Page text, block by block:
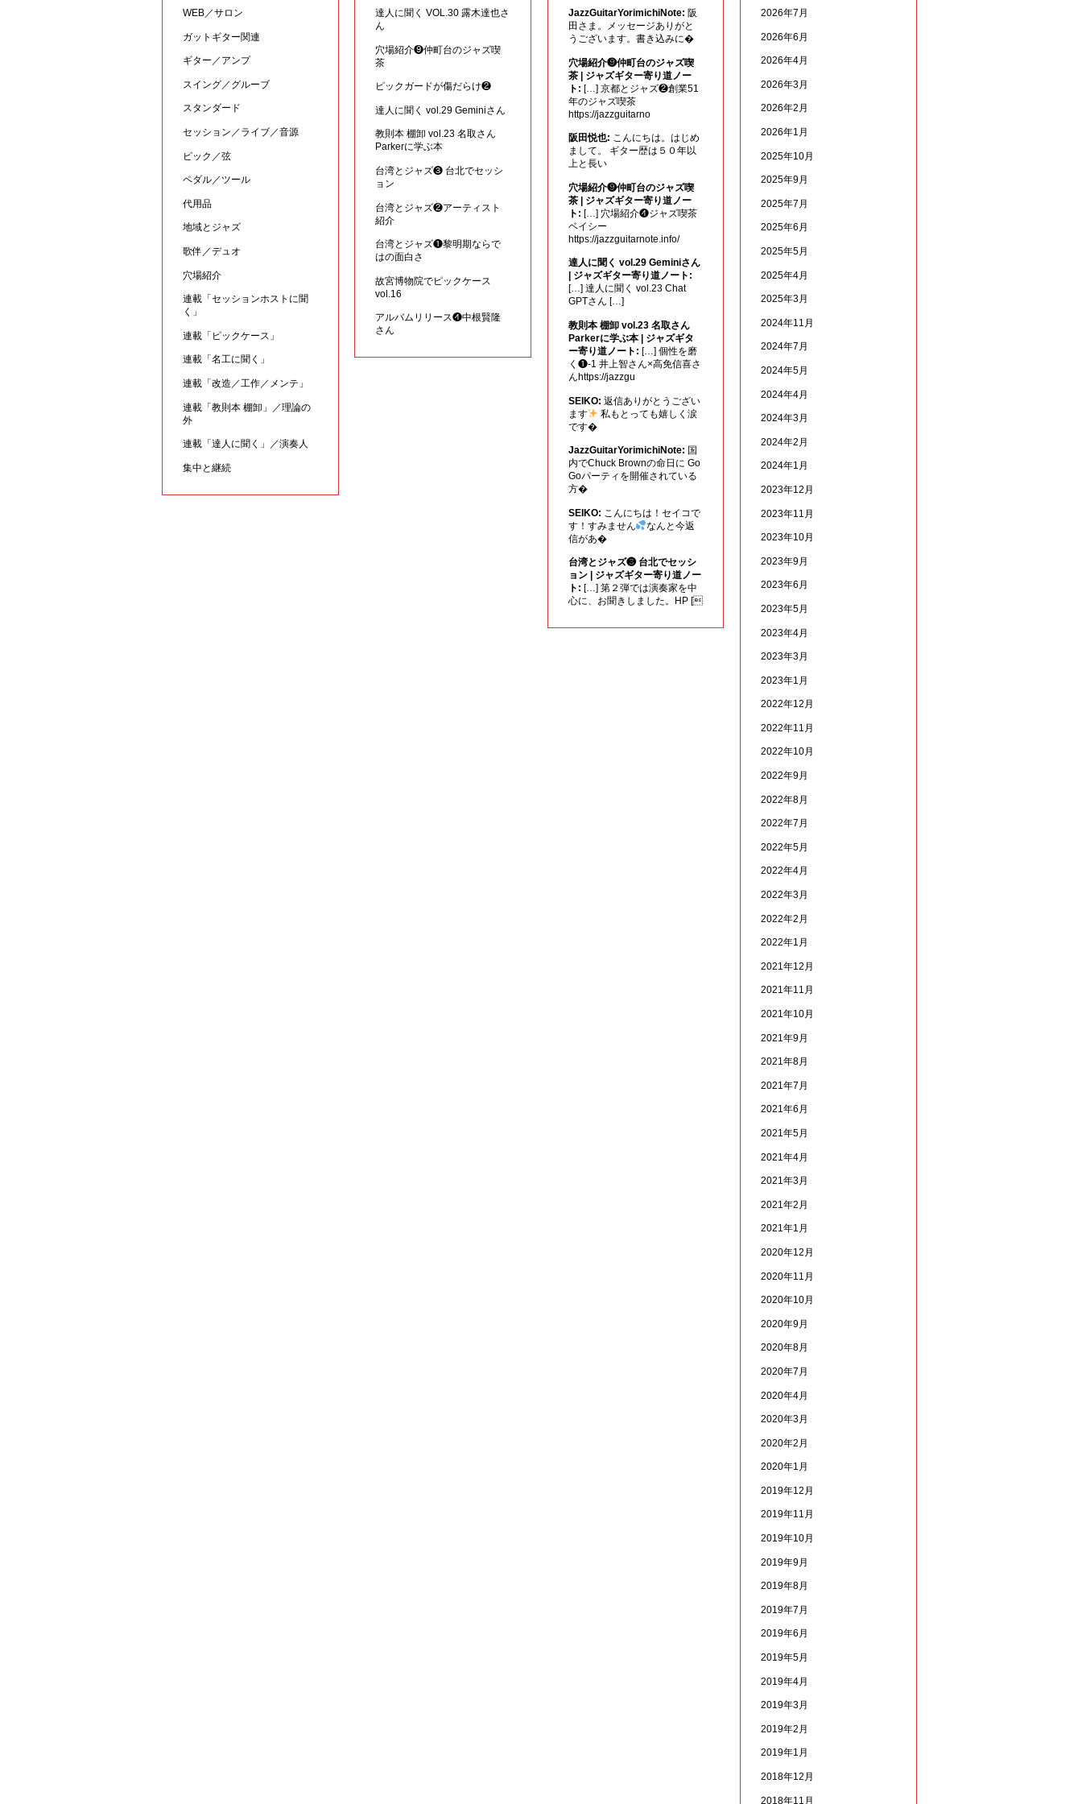
WEB／サロン
ガットギター関連
ギター／アンプ
スイング／グルーブ
スタンダード
セッション／ライブ／音源
ピック／弦
ペダル／ツール
代用品
地域とジャズ
歌伴／デュオ
穴場紹介
連載「セッションホストに聞
く」
連載「ピックケース」
連載「名工に聞く」
連載「改造／工作／メンテ」
連載「教則本 棚卸」／理論の
外
連載「達人に聞く」／演奏人
集中と継続
達人に聞く VOL.30 露木達也さ
ん
穴場紹介❾仲町台のジャズ喫
茶
ピックガードが傷だらけ❷
達人に聞く vol.29 Geminiさん
教則本 棚卸 vol.23 名取さん
Parkerに学ぶ本
台湾とジャズ❸ 台北でセッシ
ョン
台湾とジャズ❷アーティスト
紹介
台湾とジャズ❶黎明期ならで
はの面白さ
故宮博物院でピックケース
vol.16
アルバムリリース❹中根賢隆
さん
JazzGuitarYorimichiNote: 阪
田さま。メッセージありがと
うございます。書き込みに�
穴場紹介❾仲町台のジャズ喫
茶 | ジャズギター寄り道ノー
ト: […] 京都とジャズ❷創業51
年のジャズ喫茶
https://jazzguitarno
阪田悦也: こんにちは。はじめ
まして。 ギター歴は５０年以
上と長い
穴場紹介❾仲町台のジャズ喫
茶 | ジャズギター寄り道ノー
ト: […] 穴場紹介❹ジャズ喫茶
ベイシー
https://jazzguitarnote.info/
達人に聞く vol.29 Geminiさん
| ジャズギター寄り道ノート:
[…] 達人に聞く vol.23 Chat
GPTさん […]
教則本 棚卸 vol.23 名取さん
Parkerに学ぶ本 | ジャズギタ
ー寄り道ノート: […] 個性を磨
く❶-1 井上智さん×高免信喜さ
んhttps://jazzgu
SEIKO: 返信ありがとうござい
ます
私もとっても嬉しく涙
です�
JazzGuitarYorimichiNote: 国
内でChuck Brownの命日に Go
Goパーティを開催されている
方�
SEIKO: こんにちは！セイコで
す！すみません
なんと今返
信があ�
台湾とジャズ❸ 台北でセッシ
ョン | ジャズギター寄り道ノー
ト: […] 第２弾では演奏家を中
心に、お聞きしました。HP [
2026年7月
2026年6月
2026年4月
2026年3月
2026年2月
2026年1月
2025年10月
2025年9月
2025年7月
2025年6月
2025年5月
2025年4月
2025年3月
2024年11月
2024年7月
2024年5月
2024年4月
2024年3月
2024年2月
2024年1月
2023年12月
2023年11月
2023年10月
2023年9月
2023年6月
2023年5月
2023年4月
2023年3月
2023年1月
2022年12月
2022年11月
2022年10月
2022年9月
2022年8月
2022年7月
2022年5月
2022年4月
2022年3月
2022年2月
2022年1月
2021年12月
2021年11月
2021年10月
2021年9月
2021年8月
2021年7月
2021年6月
2021年5月
2021年4月
2021年3月
2021年2月
2021年1月
2020年12月
2020年11月
2020年10月
2020年9月
2020年8月
2020年7月
2020年4月
2020年3月
2020年2月
2020年1月
2019年12月
2019年11月
2019年10月
2019年9月
2019年8月
2019年7月
2019年6月
2019年5月
2019年4月
2019年3月
2019年2月
2019年1月
2018年12月
2018年11月